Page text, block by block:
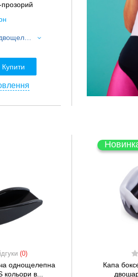
Купити
(0)
однощелепна
кольори в...
Капа